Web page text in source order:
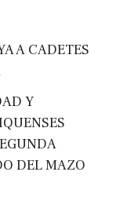
A CADETES
Y
DEL MAZO